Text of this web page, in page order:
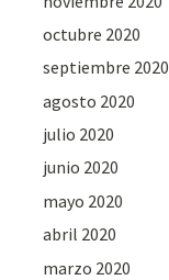
octubre 2020
septiembre 2020
agosto 2020
julio 2020
junio 2020
mayo 2020
abril 2020
marzo 2020